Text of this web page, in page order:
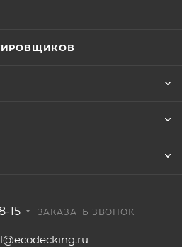
15 ЗАКАЗАТЬ ЗВОНОК